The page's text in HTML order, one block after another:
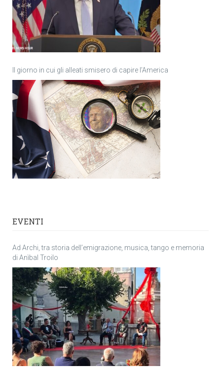
Il giorno in cui gli alleati smisero di capire l’America
EVENTI
Ad Archi, tra storia dell’emigrazione, musica, tango e memoria
di Anìbal Troilo